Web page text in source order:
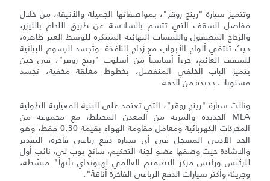
وتتميز سيارة "رينج روڤر"، بمواصفاتها الجميلة والأنيقة، من خلال
مفاصل السقف التي تتسم بالسلاسة عن طريق اللحام بالليزر،
والزجاج المصقول واللمسات النهائية المبتكرة للوسط الغير ظاهرة،
حيث تلتقي ألواح الأبواب مع زجاج النافذة. وتجسد الرسوم البيانية
للسقف العائم، جزءاً أساسياً من أسلوب "رينج روڤر"، في حين
يتميز الباب الخلفي المنفصل، بخطوط مغلقة مخفية، تجسد
مستويات جديدة من الدقة.
ونالت سيارة "رينج روڤر"، التي تعتمد على البنية المعيارية الطولية
MLA الجديدة والمرنة من المعدن المختلط، مع مجموعة من
المحركات الكهربائية ومعامل مقاومة الهواء بقيمة 0.30 فقط، وهو
الحد الأدنى المسجل في أي سيارة دفع رباعي فاخرة، التقدير
والإشادة حيث وصفها عضو لجنة التحكيم، سانج يوب لي، نائب أول
للرئيس ورئيس مركز التصميم العالمي لهيونداي بأنها" مبسّطة،
وجريئة وأكثر سيارات الدفع الرباعي الفاخرة أناقةً".